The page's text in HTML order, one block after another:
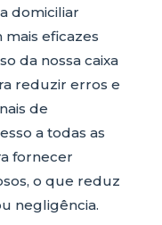
domiciliar
eficazes
da nossa caixa
reduzir erros e
de
a todas as
fornecer
o que reduz
negligência.